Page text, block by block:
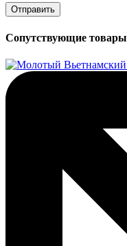
Сопутствующие товары